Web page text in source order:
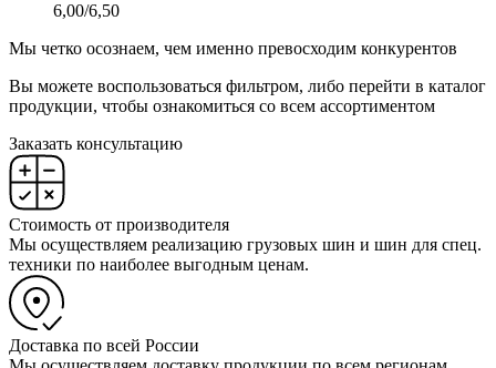
6,00/6,50
Мы четко осознаем, чем именно превосходим конкурентов
Вы можете воспользоваться фильтром, либо перейти в каталог
продукции, чтобы ознакомиться со всем ассортиментом
Заказать консультацию
Стоимость от производителя
Мы осуществляем реализацию грузовых шин и шин для спец.
техники по наиболее выгодным ценам.
Доставка по всей России